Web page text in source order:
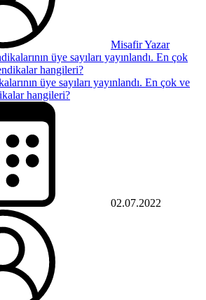
Misafir Yazar
üye sayıları yayınlandı. En çok ve
hangileri?
02.07.2022